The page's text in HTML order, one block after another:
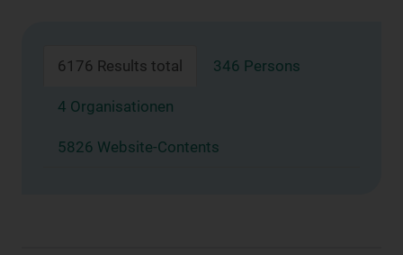
6176 Results total 346 Persons
4 Organisationen
5826 Website-Contents